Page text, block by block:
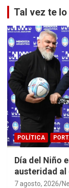
entradas
Tal vez te
POLÍTICA
Día del Niño
austeridad al
7 agosto, 2026